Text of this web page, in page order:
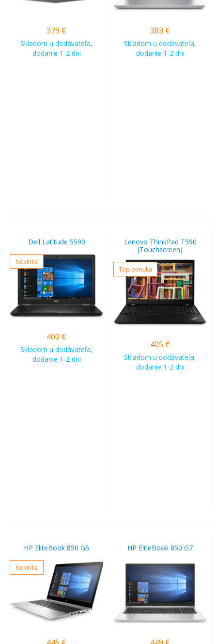
379 €
Skladom u dodávateľa,
dodanie 1-2 dni
383 €
Skladom u dodávateľa,
dodanie 1-2 dni
Dell Latitude 5590
Novinka
400 €
Skladom u dodávateľa,
dodanie 1-2 dni
Lenovo ThinkPad T590
(Touchscreen)
Top ponuka
405 €
Skladom u dodávateľa,
dodanie 1-2 dni
HP EliteBook 850 G5
Novinka
HP EliteBook 850 G7